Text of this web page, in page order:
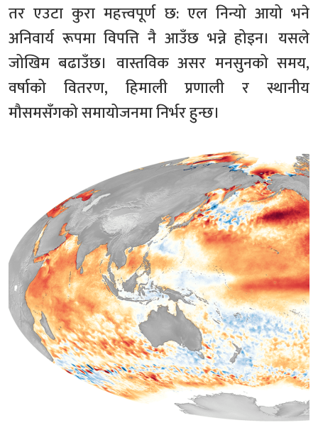
तर एउटा कुरा महत्त्वपूर्ण छ: एल निन्यो आयो भने
अनिवार्य रूपमा विपत्ति नै आउँछ भन्ने होइन। यसले
जोखिम बढाउँछ। वास्तविक असर मनसुनको समय,
वर्षाको वितरण, हिमाली प्रणाली र स्थानीय
मौसमसँगको समायोजनमा निर्भर हुन्छ।